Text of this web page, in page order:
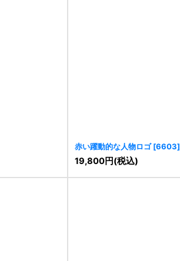
赤い躍動的な人物ロゴ [6603]
19,800円(税込)